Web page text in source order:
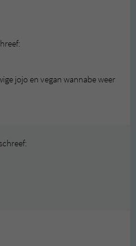
jojo en vegan wannabe weer